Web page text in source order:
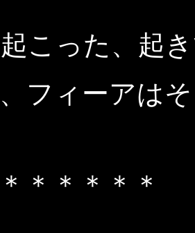
こった、起
フィーアは
＊＊＊＊＊